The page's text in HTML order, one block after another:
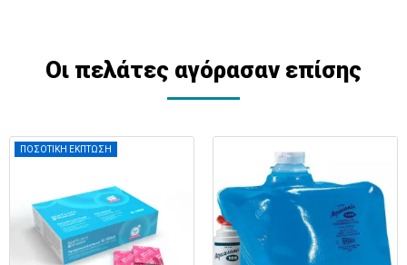
Οι πελάτες αγόρασαν επίσης
ΠΟΣΟΤΙΚΗ ΕΚΠΤΩΣΗ